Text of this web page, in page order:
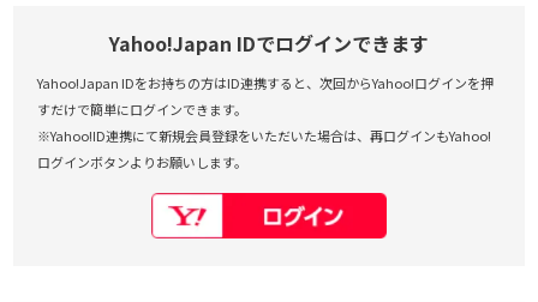
Yahoo!Japan IDでログインできます
Yahoo!Japan IDをお持ちの方はID連携すると、次回からYahoo!ログインを押
すだけで簡単にログインできます。
※Yahoo!ID連携にて新規会員登録をいただいた場合は、再ログインもYahoo!
ログインボタンよりお願いします。